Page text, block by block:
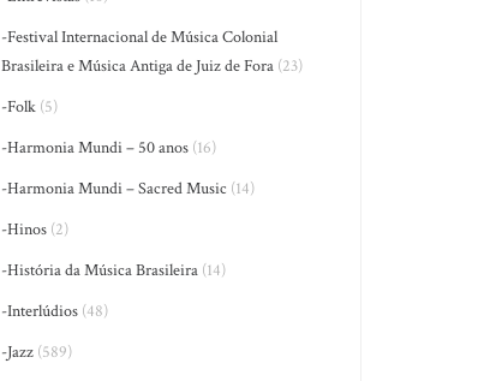
-Festival Internacional de Música Colonial
Brasileira e Música Antiga de Juiz de Fora (23)
-Folk (5)
-Harmonia Mundi – 50 anos (16)
-Harmonia Mundi – Sacred Music (14)
-Hinos (2)
-História da Música Brasileira (14)
-Interlúdios (48)
-Jazz (589)